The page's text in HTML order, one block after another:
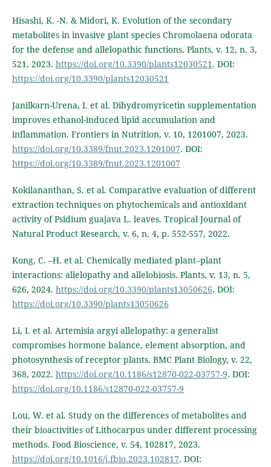
Hisashi, K. -N. & Midori, K. Evolution of the secondary
metabolites in invasive plant species Chromolaena odorata
for the defense and allelopathic functions. Plants, v. 12, n. 3,
521, 2023. https://doi.org/10.3390/plants12030521. DOI:
https://doi.org/10.3390/plants12030521
Janilkarn-Urena, I. et al. Dihydromyricetin supplementation
improves ethanol-induced lipid accumulation and
inflammation. Frontiers in Nutrition, v. 10, 1201007, 2023.
https://doi.org/10.3389/fnut.2023.1201007. DOI:
https://doi.org/10.3389/fnut.2023.1201007
Kokilananthan, S. et al. Comparative evaluation of different
extraction techniques on phytochemicals and antioxidant
activity of Psidium guajava L. leaves. Tropical Journal of
Natural Product Research, v. 6, n. 4, p. 552-557, 2022.
Kong, C. –H. et al. Chemically mediated plant–plant
interactions: allelopathy and allelobiosis. Plants, v. 13, n. 5,
626, 2024. https://doi.org/10.3390/plants13050626. DOI:
https://doi.org/10.3390/plants13050626
Li, I. et al. Artemisia argyi allelopathy: a generalist
compromises hormone balance, element absorption, and
photosynthesis of receptor plants. BMC Plant Biology, v. 22,
368, 2022. https://doi.org/10.1186/s12870-022-03757-9. DOI:
https://doi.org/10.1186/s12870-022-03757-9
Lou, W. et al. Study on the differences of metabolites and
their bioactivities of Lithocarpus under different processing
methods. Food Bioscience, v. 54, 102817, 2023.
https://doi.org/10.1016/j.fbio.2023.102817. DOI: